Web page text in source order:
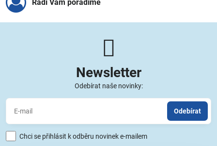
Rádi Vám poradíme
Newsletter
Odebírat naše novinky:
Odebírat
Chci se přihlásit k odběru novinek e-mailem